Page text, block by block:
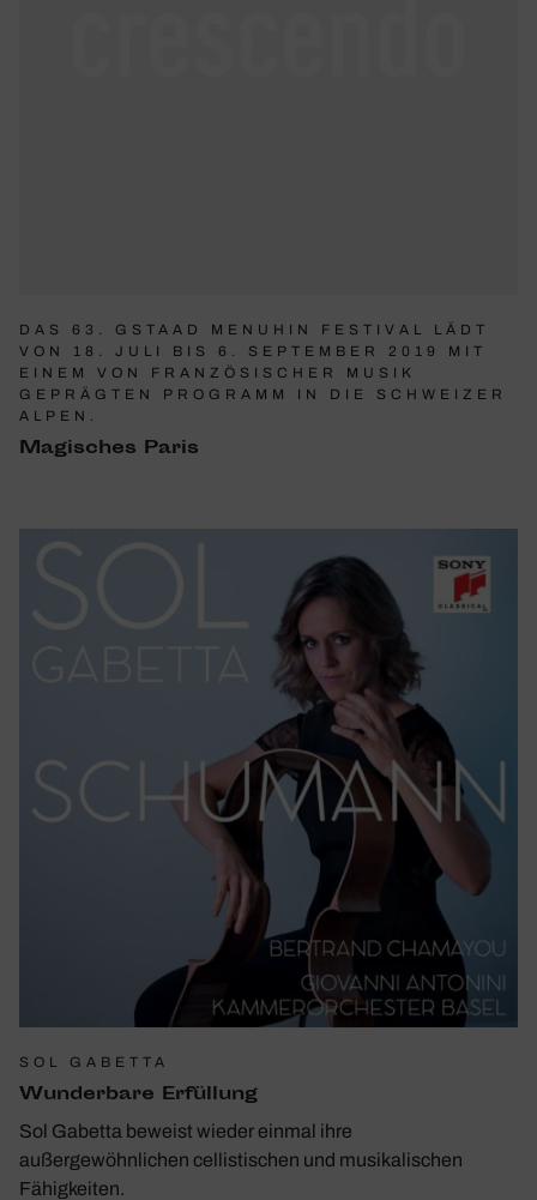
DAS 63. GSTAAD MENUHIN FESTIVAL LÄDT
VON 18. JULI BIS 6. SEPTEMBER 2019 MIT
EINEM VON FRANZÖSISCHER MUSIK
GEPRÄGTEN PROGRAMM IN DIE SCHWEIZER
ALPEN.
Magi­sches Paris
SOL GABETTA
Wunder­bare Erfül­lung
Sol Gabetta beweist wieder einmal ihre
außergewöhnlichen cellistischen und musikalischen
Fähigkeiten.